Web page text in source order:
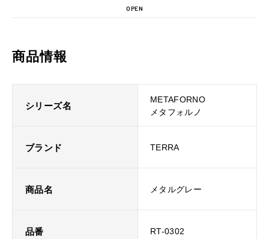
OPEN
商品情報
シリーズ名
METAFORNO
メタフォルノ
ブランド TERRA
商品名 メタルグレー
品番 RT-0302